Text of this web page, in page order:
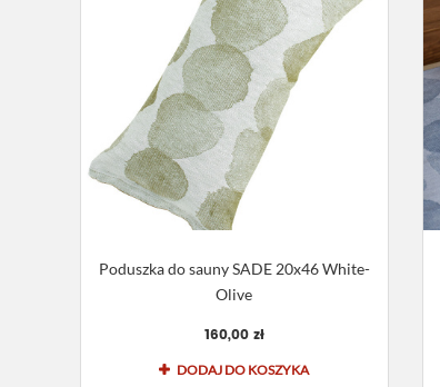
Poduszka do sauny SADE 20x46 White-
Olive
160,00 zł
DODAJ DO KOSZYKA